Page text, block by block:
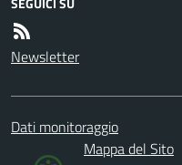
Newsletter
Dati monitoraggio
Mappa del Sito